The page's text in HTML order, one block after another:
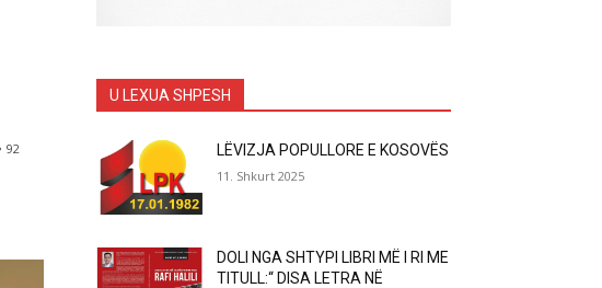
92
U LEXUA SHPESH
LËVIZJA POPULLORE E KOSOVËS
11. Shkurt 2025
DOLI NGA SHTYPI LIBRI MË I RI ME
TITULL:“ DISA LETRA NË